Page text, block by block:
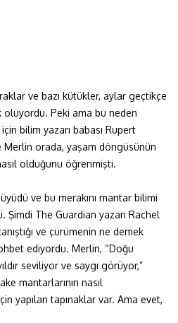
ve bazı kütükler, aylar geçtikçe
Peki ama bu neden
bilim yazarı babası Rupert
Merlin orada, yaşam döngüsünün
olduğunu öğrenmişti.
ve bu merakını mantar bilimi
The Guardian yazarı Rachel
ve çürümenin ne demek
ediyordu. Merlin, “Doğu
seviliyor ve saygı görüyor,”
mantarlarının nasıl
yapılan tapınaklar var. Ama evet,